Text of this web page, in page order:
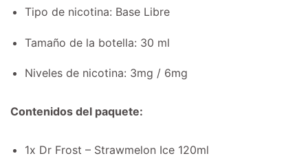
Tipo de nicotina: Base Libre
Tamaño de la botella: 30 ml
Niveles de nicotina: 3mg / 6mg
Contenidos del paquete:
1x Dr Frost – Strawmelon Ice 120ml